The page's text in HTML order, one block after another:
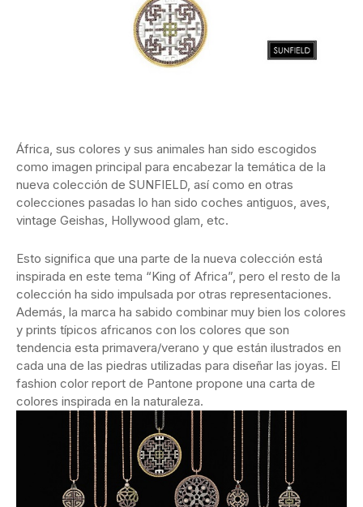
África, sus colores y sus animales han sido escogidos
como imagen principal para encabezar la temática de la
nueva colección de SUNFIELD, así como en otras
colecciones pasadas lo han sido coches antiguos, aves,
vintage Geishas, Hollywood glam, etc.
Esto significa que una parte de la nueva colección está
inspirada en este tema “King of Africa”, pero el resto de la
colección ha sido impulsada por otras representaciones.
Además, la marca ha sabido combinar muy bien los colores
y prints típicos africanos con los colores que son
tendencia esta primavera/verano y que están ilustrados en
cada una de las piedras utilizadas para diseñar las joyas. El
fashion color report de Pantone propone una carta de
colores inspirada en la naturaleza.